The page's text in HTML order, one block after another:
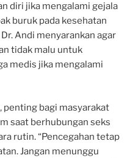
diri jika mengalami gejala
buruk pada kesehatan
Andi menyarankan agar
tidak malu untuk
medis jika mengalami
penting bagi masyarakat
saat berhubungan seks
rutin. “Pencegahan tetap
Jangan menunggu